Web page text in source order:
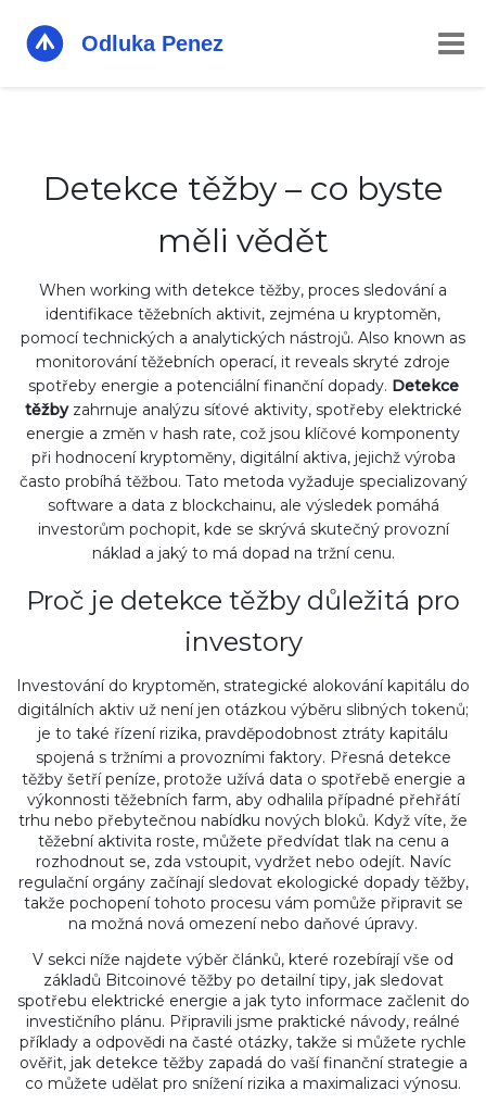
Detekce těžby – co byste
měli vědět
When working with detekce těžby, proces sledování a
identifikace těžebních aktivit, zejména u kryptoměn,
pomocí technických a analytických nástrojů. Also known as
monitorování těžebních operací, it reveals skryté zdroje
spotřeby energie a potenciální finanční dopady. Detekce
těžbyzahrnuje analýzu síťové aktivity, spotřeby elektrické
energie a změn v hash rate, což jsou klíčové komponenty
při hodnocení kryptoměny, digitální aktiva, jejichž výroba
často probíhá těžbou. Tato metoda vyžaduje specializovaný
software a data z blockchainu, ale výsledek pomáhá
investorům pochopit, kde se skrývá skutečný provozní
náklad a jaký to má dopad na tržní cenu.
Proč je detekce těžby důležitá pro
investory
Investování do kryptoměn, strategické alokování kapitálu do
digitálních aktiv už není jen otázkou výběru slibných tokenů;
je to také řízení rizika, pravděpodobnost ztráty kapitálu
spojená s tržními a provozními faktory. Přesná detekce
těžby šetří peníze, protože užívá data o spotřebě energie a
výkonnosti těžebních farm, aby odhalila případné přehřátí
trhu nebo přebytečnou nabídku nových bloků. Když víte, že
těžební aktivita roste, můžete předvídat tlak na cenu a
rozhodnout se, zda vstoupit, vydržet nebo odejít. Navíc
regulační orgány začínají sledovat ekologické dopady těžby,
takže pochopení tohoto procesu vám pomůže připravit se
na možná nová omezení nebo daňové úpravy.
V sekci níže najdete výběr článků, které rozebírají vše od
základů Bitcoinové těžby po detailní tipy, jak sledovat
spotřebu elektrické energie a jak tyto informace začlenit do
investičního plánu. Připravili jsme praktické návody, reálné
příklady a odpovědi na časté otázky, takže si můžete rychle
ověřit, jak detekce těžby zapadá do vaší finanční strategie a
co můžete udělat pro snížení rizika a maximalizaci výnosu.